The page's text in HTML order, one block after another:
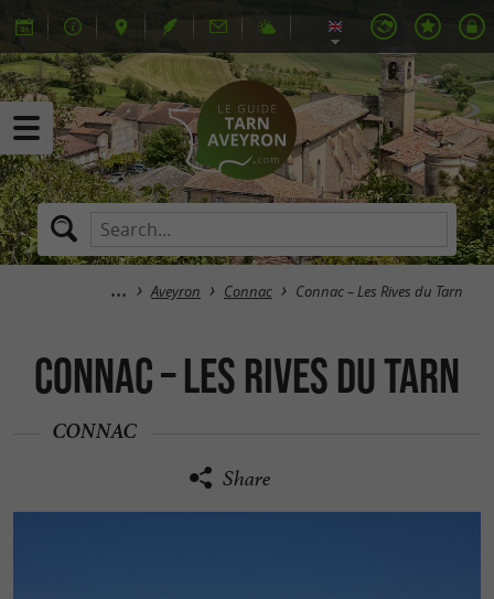
Aveyron Connac Connac – Les Rives du Tarn
Connac – Les Rives du Tarn
CONNAC
Share